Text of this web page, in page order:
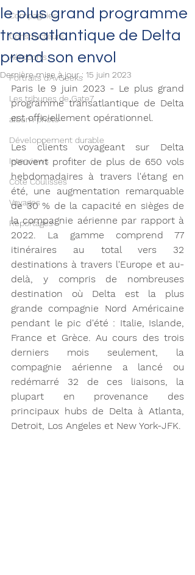
Compagnies
Constructeurs
Aéroports
Portraits d'AvGeeks
Les tribunes de Gate7
album photo
Développement durable
Interviews
Coté Coulisses
Voyages
Reportages
le plus grand programme
transatlantique de Delta
prend son envol
Dernière mise à jour : 15 juin 2023
Paris le 9 juin 2023 - Le plus grand
programme transatlantique de Delta
est officiellement opérationnel.
Les clients voyageant sur Delta
peuvent profiter de plus de 650 vols
hebdomadaires à travers l'étang en
été, une augmentation remarquable
de 30 % de la capacité en sièges de
la compagnie aérienne par rapport à
2022. La gamme comprend 77
itinéraires au total vers 32
destinations à travers l'Europe et au-
delà, y compris de nombreuses
destination où Delta est la plus
grande compagnie Nord Américaine
pendant le pic d'été : Italie, Islande,
France et Grèce. Au cours des trois
derniers mois seulement, la
compagnie aérienne a lancé ou
redémarré 32 de ces liaisons, la
plupart en provenance des
principaux hubs de Delta à Atlanta,
Detroit, Los Angeles et New York-JFK.